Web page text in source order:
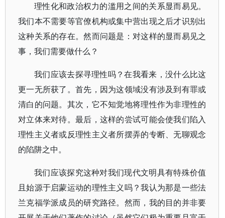
理性化和政治权力的滥用之间的关系显而易见。
我们本不需要等官僚机构或集中营出现之后才识别出
这种关系的存在。然而问题是：对这样的显而易见之
事，我们需要做什么？
我们应该去探寻理性吗？在我看来，没什么比这
更一无所获了。首先，因为这领域没有涉及到有罪或
清白的问题。其次，它不知觉地将理性作为非理性的
对立体来对待。最后，这样的尝试可能会使我们陷入
理性主义者或反理性主义者所摆弄的专断、无聊观念
的陷阱之中。
我们应该探究这种对我们现代文明具有特殊价值
且始源于启蒙运动的理性主义吗？我认为那是一些法
兰克福学派成员的研究路径。然而，我的目的并非要